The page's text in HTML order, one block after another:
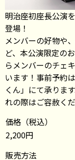
明治座初座長公演
登場！
メンバーの好物や
ど、本公演限定の
らメンバーのチェ
います！事前予約
くん」にて承りま
れの際はご容赦くだ
価格（税込）
2,200円
販売方法